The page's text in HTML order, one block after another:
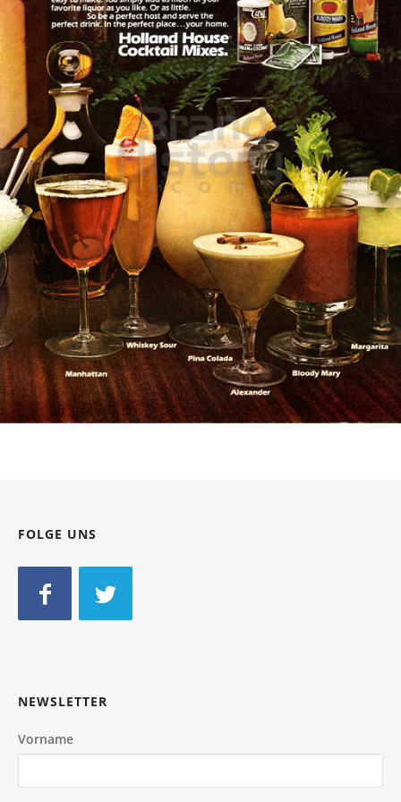
Holland House Holland House Ltd. 1978
Bild-ID: 20454
FOLGE UNS
NEWSLETTER
Vorname